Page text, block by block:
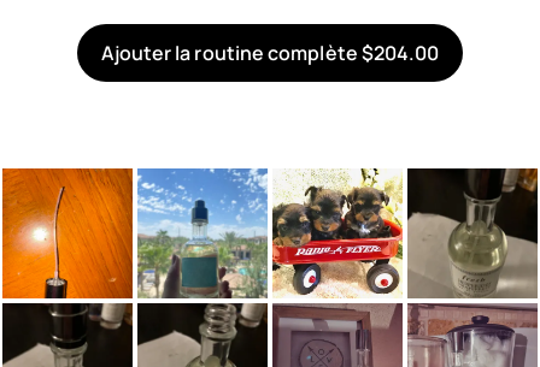
Ajouter la routine complète $204.00